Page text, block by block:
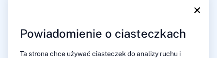
×
Powiadomienie o ciasteczkach
Ta strona chce używać ciasteczek do analizy ruchu i